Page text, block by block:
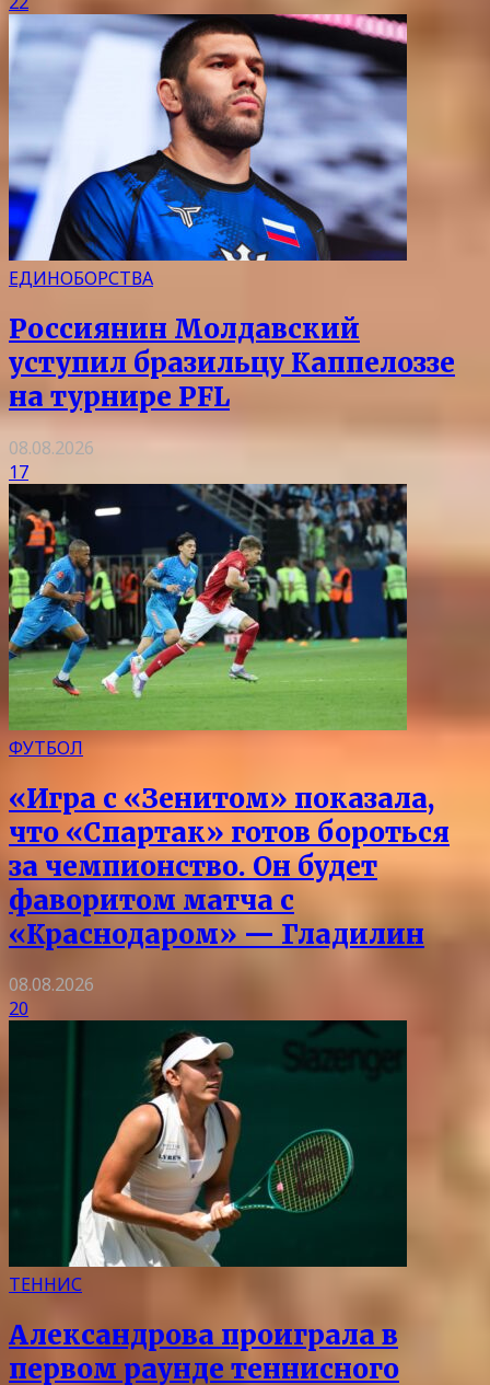
ЕДИНОБОРСТВА
Россиянин Молдавский
уступил бразильцу Каппелоззе
на турнире PFL
08.08.2026
17
ФУТБОЛ
«Игра с «Зенитом» показала,
что «Спартак» готов бороться
за чемпионство. Он будет
фаворитом матча с
«Краснодаром» — Гладилин
08.08.2026
20
ТЕННИС
Александрова проиграла в
первом раунде теннисного